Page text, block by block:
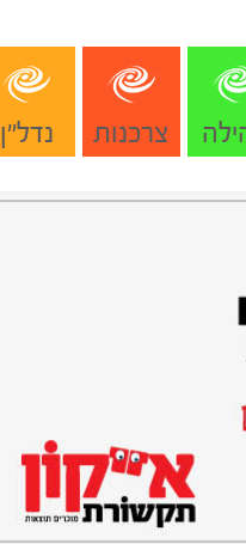
צרכנות נדל"ן